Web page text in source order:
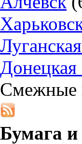
Донецкая
Смежные
Бумага